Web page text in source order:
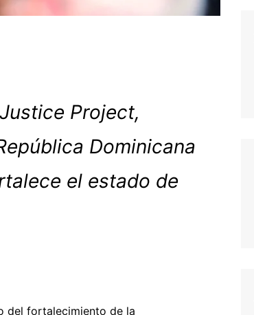
Project,
Dominicana
el estado de
del fortalecimiento de la